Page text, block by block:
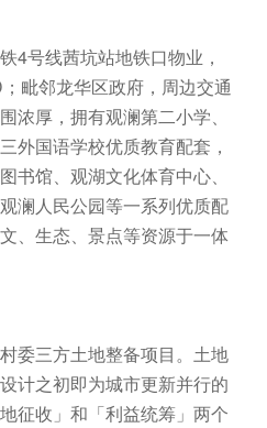
4号线茜坑站地铁口物业，
毗邻龙华区政府，周边交通
浓厚，拥有观澜第二小学、
外国语学校优质教育配套，
书馆、观湖文化体育中心、
澜人民公园等一系列优质配
、生态、景点等资源于一体
委三方土地整备项目。土地
计之初即为城市更新并行的
征收」和「利益统筹」两个